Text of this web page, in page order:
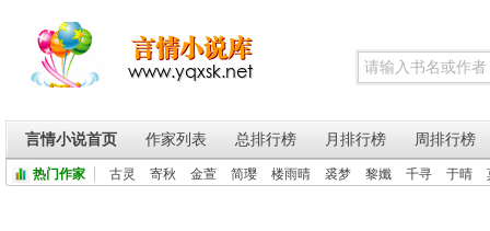
言情小说首页 作家列表 总排行榜 月排行榜 周排行榜
热门作家 古灵 寄秋 金萱 简璎 楼雨晴 裘梦 黎孅 千寻 于晴